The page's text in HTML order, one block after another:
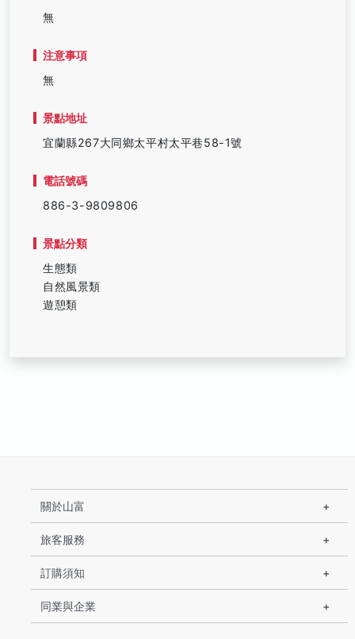
無
注意事項
無
景點地址
宜蘭縣267大同鄉太平村太平巷58-1號
電話號碼
886-3-9809806
景點分類
生態類
自然風景類
遊憩類
關於山富
旅客服務
訂購須知
同業與企業